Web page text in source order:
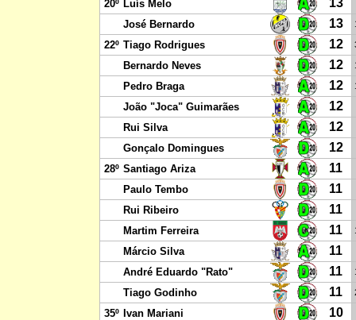
20º Luís Melo 13
José Bernardo 13
22º Tiago Rodrigues 12
Bernardo Neves 12
Pedro Braga 12
João "Joca" Guimarães 12
Rui Silva 12
Gonçalo Domingues 12
28º Santiago Ariza 11
Paulo Tembo 11
Rui Ribeiro 11
Martim Ferreira 11
Márcio Silva 11
André Eduardo "Rato" 11
Tiago Godinho 11
35º Ivan Mariani 10